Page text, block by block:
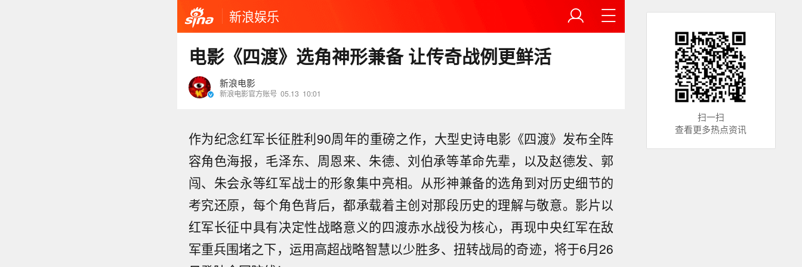
新浪娱乐
电影《四渡》选角神形兼备 让传奇战例更鲜活
新浪电影
新浪电影官方账号 05.13 10:01
作为纪念红军长征胜利90周年的重磅之作，大型史诗电影《四渡》发布全阵
容角色海报，毛泽东、周恩来、朱德、刘伯承等革命先辈，以及赵德发、郭
闯、朱会永等红军战士的形象集中亮相。从形神兼备的选角到对历史细节的
考究还原，每个角色背后，都承载着主创对那段历史的理解与敬意。影片以
红军长征中具有决定性战略意义的四渡赤水战役为核心，再现中央红军在敌
军重兵围堵之下，运用高超战略智慧以少胜多、扭转战局的奇迹，将于6月26
扫一扫
查看更多热点资讯